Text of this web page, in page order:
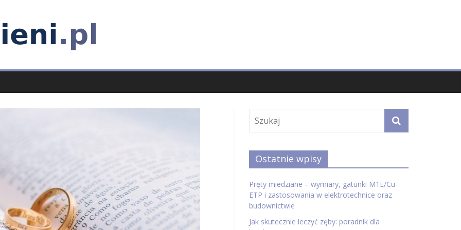
Ostatnie wpisy
Pręty miedziane – wymiary, gatunki M1E/Cu-
ETP i zastosowania w elektrotechnice oraz
budownictwie
Jak skutecznie leczyć zęby: poradnik dla